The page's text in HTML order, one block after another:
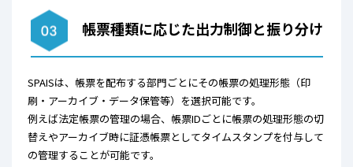
帳票種類に応じた出力制御と振り分け
SPAISは、帳票を配布する部門ごとにその帳票の処理形態（印
刷・アーカイブ・データ保管等）を選択可能です。
例えば法定帳票の管理の場合、帳票IDごとに帳票の処理形態の切
替えやアーカイブ時に証憑帳票としてタイムスタンプを付与して
の管理することが可能です。